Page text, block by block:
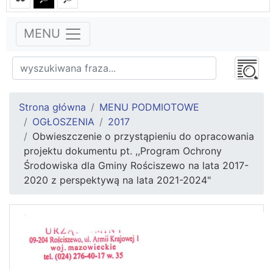
MENU
Strona główna
MENU PODMIOTOWE
OGŁOSZENIA
2017
Obwieszczenie o przystąpieniu do opracowania
projektu dokumentu pt. ,,Program Ochrony
Środowiska dla Gminy Rościszewo na lata 2017-
2020 z perspektywą na lata 2021-2024"